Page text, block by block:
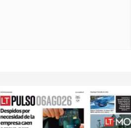
Opens in new window Opens in